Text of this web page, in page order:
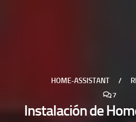
HOME-ASSISTANT /
7
Instalación de